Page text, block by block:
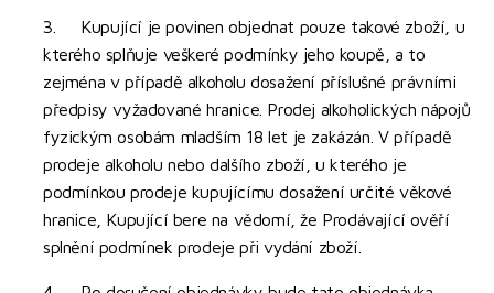
3. Kupující je povinen objednat pouze takové zboží, u
kterého splňuje veškeré podmínky jeho koupě, a to
zejména v případě alkoholu dosažení příslušné právními
předpisy vyžadované hranice. Prodej alkoholických nápojů
fyzickým osobám mladším 18 let je zakázán. V případě
prodeje alkoholu nebo dalšího zboží, u kterého je
podmínkou prodeje kupujícímu dosažení určité věkové
hranice, Kupující bere na vědomí, že Prodávající ověří
splnění podmínek prodeje při vydání zboží.